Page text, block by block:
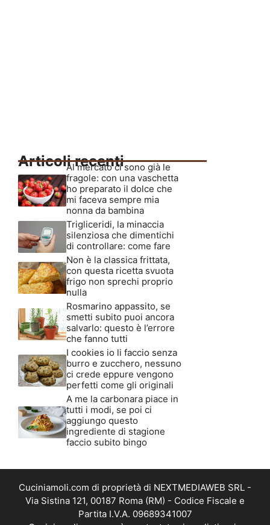
Articoli recenti
Al mercato ci sono già le
fragole: con una vaschetta
ho preparato il dolce che
mi faceva sempre mia
nonna da bambina
Trigliceridi, la minaccia
silenziosa che dimentichi
di controllare: come fare
Non è la classica frittata,
con questa ricetta svuota
frigo non sprechi proprio
nulla
Rosmarino appassito, se
smetti subito puoi ancora
salvarlo: questo è l’errore
che fanno tutti
I cookies io li faccio senza
burro e zucchero, nessuno
ci crede eppure vengono
perfetti come gli originali
A me la carbonara piace in
tutti i modi, se poi ci
aggiungo questo
ingrediente di stagione
faccio subito bingo
Cuciniamoli.com di proprietà di NEXTMEDIAWEB SRL -
Via Sistina 121, 00187 Roma (RM) - Codice Fiscale e
Partita I.V.A. 09689341007